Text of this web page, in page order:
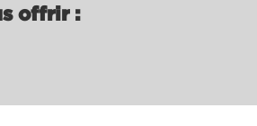
offrir :